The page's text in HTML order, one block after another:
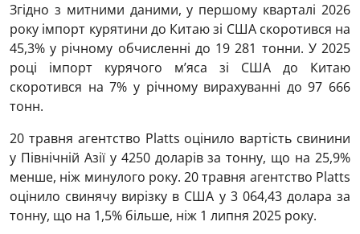
Згідно з митними даними, у першому кварталі 2026
року імпорт курятини до Китаю зі США скоротився на
45,3% у річному обчисленні до 19 281 тонни. У 2025
році імпорт курячого м’яса зі США до Китаю
скоротився на 7% у річному вирахуванні до 97 666
тонн.
20 травня агентство Platts оцінило вартість свинини
у Північній Азії у 4250 доларів за тонну, що на 25,9%
менше, ніж минулого року. 20 травня агентство Platts
оцінило свинячу вирізку в США у 3 064,43 долара за
тонну, що на 1,5% більше, ніж 1 липня 2025 року.